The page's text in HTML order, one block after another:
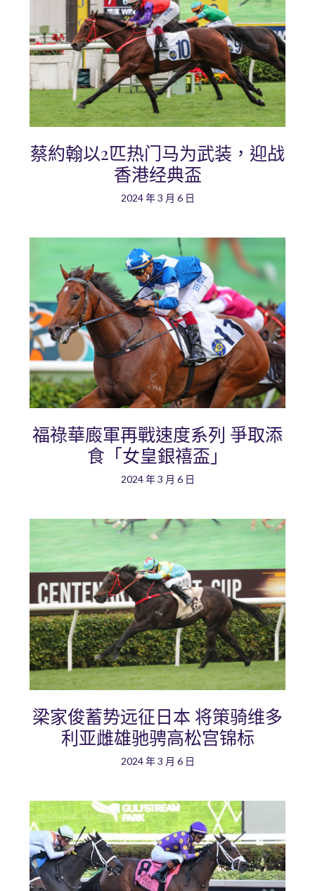
蔡約翰以2匹热门马为武装，迎战
香港经典盃
2024 年 3 月 6 日
福祿華廄軍再戰速度系列 爭取添
食「女皇銀禧盃」
2024 年 3 月 6 日
梁家俊蓄势远征日本 将策骑维多
利亚雌雄驰骋高松宫锦标
2024 年 3 月 6 日